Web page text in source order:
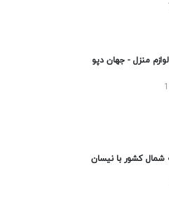
منزل - جهان دپو
شمال کشور با نیسان